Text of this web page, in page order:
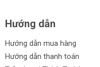
Hướng dẫn
Hướng dẫn mua hàng
Hướng dẫn thanh toán